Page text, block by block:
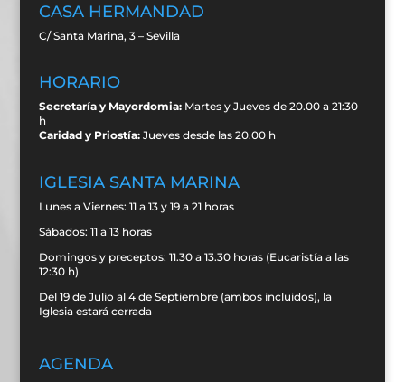
CASA HERMANDAD
C/ Santa Marina, 3 – Sevilla
HORARIO
Secretaría y Mayordomia:Martes y Jueves de 20.00 a 21:30
h
Caridad y Priostía:Jueves desde las 20.00 h
IGLESIA SANTA MARINA
Lunes a Viernes: 11 a 13 y 19 a 21 horas
Sábados: 11 a 13 horas
Domingos y preceptos: 11.30 a 13.30 horas (Eucaristía a las
12:30 h)
Del 19 de Julio al 4 de Septiembre (ambos incluidos), la
Iglesia estará cerrada
AGENDA